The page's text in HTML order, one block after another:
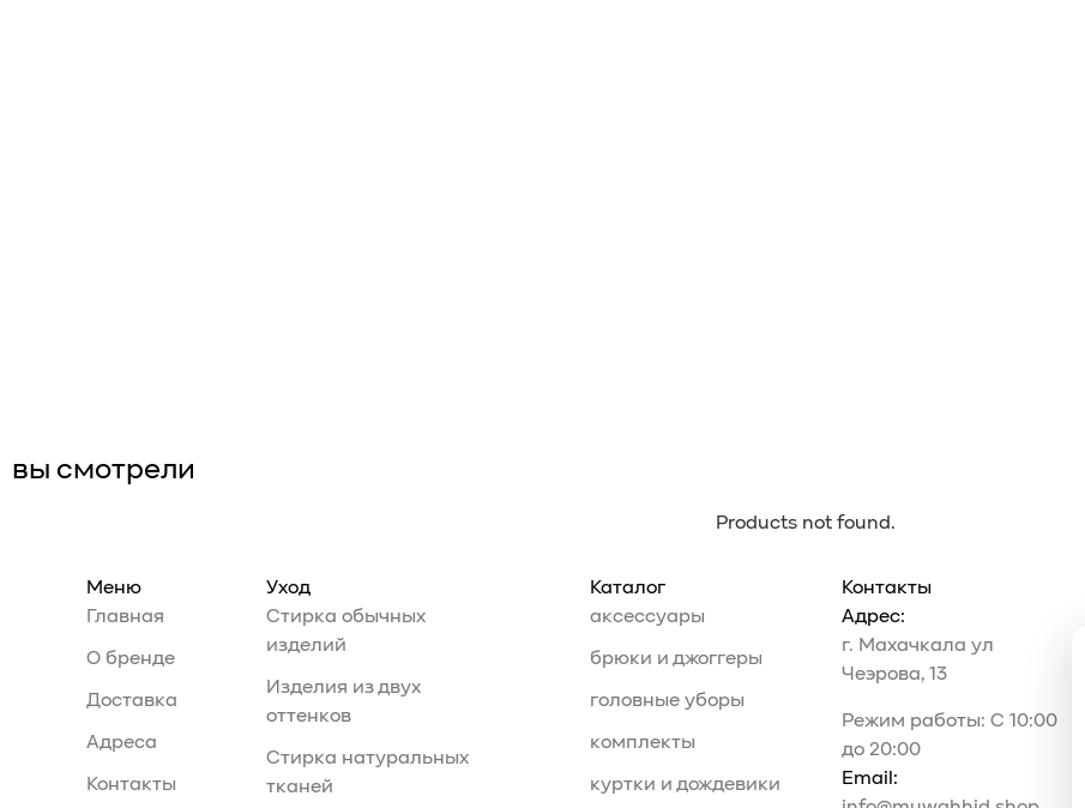
вы смотрели
Products not found.
Меню
Главная
О бренде
Доставка
Адреса
Контакты
Уход
Стирка обычных
изделий
Изделия из двух
оттенков
Стирка натуральных
тканей
Каталог
аксессуары
брюки и джоггеры
головные уборы
комплекты
куртки и дождевики
Контакты
Адрес:
г. Махачкала ул
Чеэрова, 13
Режим работы: С 10:00
до 20:00
Email: